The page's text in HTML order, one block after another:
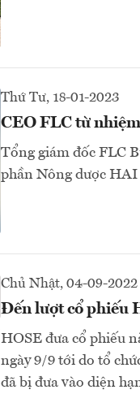
Thứ Tư, 18-01-2023
CEO FLC từ
Tổng giám đốc FLC
phần Nông dược
Chủ Nhật, 04-09-2022
Đến lượt cổ phiếu
HOSE đưa cổ phiếu
ngày 9/9 tới do tổ
đã bị đưa vào diện